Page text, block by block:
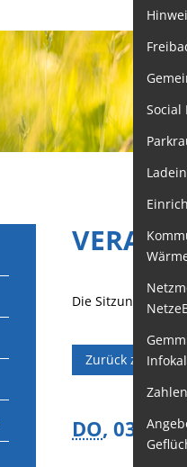
Social
Die
Zurück zur
DO,